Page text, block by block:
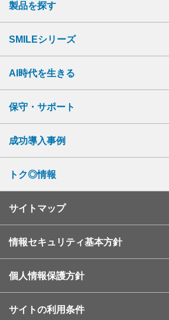
製品を探す
SMILEシリーズ
AI時代を生きる
保守・サポート
成功導入事例
トク◎情報
サイトマップ
情報セキュリティ基本方針
個人情報保護方針
サイトの利用条件